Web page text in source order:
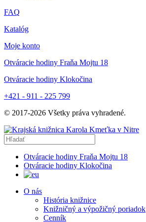
FAQ
Katalóg
Moje konto
Otváracie hodiny Fraňa Mojtu 18
Otváracie hodiny Klokočina
+421 - 911 - 225 799
© 2017-2026 Všetky práva vyhradené.
Otváracie hodiny Fraňa Mojtu 18
Otváracie hodiny Klokočina
O nás
História knižnice
Knižničný a výpožičný poriadok
Cenník